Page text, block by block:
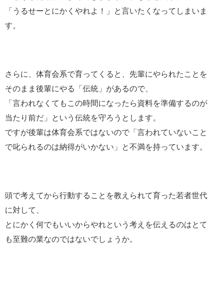
「うるせーとにかくやれよ！」と言いたくなってしまいま
す。
さらに、体育会系で育ってくると、先輩にやられたことを
そのまま後輩にやる「伝統」があるので、
「言われなくてもこの時間になったら資料を準備するのが
当たり前だ」という伝統を守ろうとします。
ですが後輩は体育会系ではないので「言われていないこと
で叱られるのは納得がいかない」と不満を持っています。
頭で考えてから行動することを教えられて育った若者世代
に対して、
とにかく何でもいいからやれという考えを伝えるのはとて
も至難の業なのではないでしょうか。